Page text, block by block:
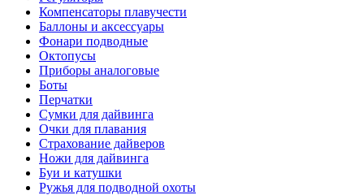
Компенсаторы плавучести
Баллоны и аксессуары
Фонари подводные
Октопусы
Приборы аналоговые
Боты
Перчатки
Сумки для дайвинга
Очки для плавания
Страхование дайверов
Ножи для дайвинга
Буи и катушки
Ружья для подводной охоты